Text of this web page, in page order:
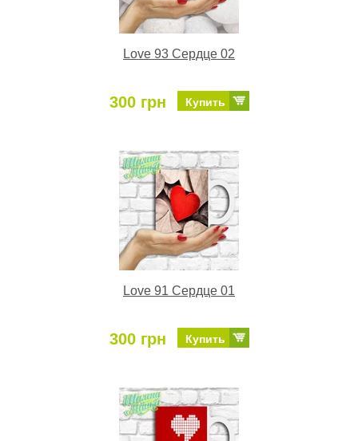
Love 93 Сердце 02
300 грн Купить
Love 91 Сердце 01
300 грн Купить